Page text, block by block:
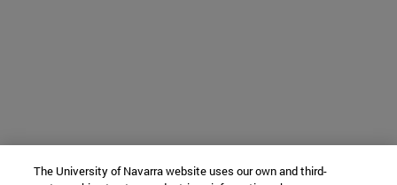
The University of Navarra website uses our own and third-